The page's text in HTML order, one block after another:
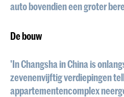
auto bovendien een groter
De bouw
'In Changsha in China is
zevenenvijftig verdiepingen
appartementencomplex